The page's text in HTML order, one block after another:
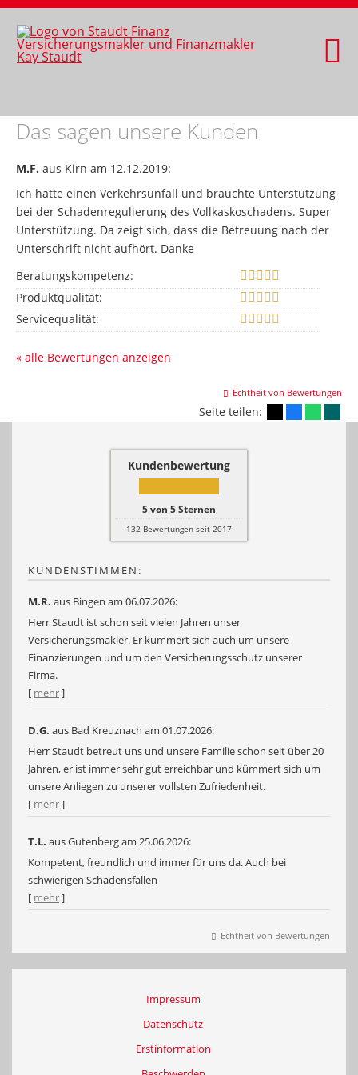
Das sagen unsere Kunden
M.F. aus Kirn am 12.12.2019:
Ich hatte einen Verkehrsunfall und brauchte Unterstützung
bei der Schadenregulierung des Vollkaskoschadens. Super
Unterstützung. Da zeigt sich, dass die Betreuung nach der
Unterschrift nicht aufhört. Danke
Beratungskompetenz:
Produktqualität:
Servicequalität:
« alle Bewertungen anzeigen
Echtheit von Bewertungen
Seite teilen:
Kundenbewertung
5von 5Sternen
132 Bewertungen seit 2017
KUNDENSTIMMEN:
M.R. aus Bingen am 06.07.2026:
Herr Staudt ist schon seit vielen Jahren unser
Versicherungsmakler. Er kümmert sich auch um unsere
Finanzierungen und um den Versicherungsschutz unserer
Firma.
[ mehr]
D.G. aus Bad Kreuznach am 01.07.2026:
Herr Staudt betreut uns und unsere Familie schon seit über 20
Jahren, er ist immer sehr gut erreichbar und kümmert sich um
unsere Anliegen zu unserer vollsten Zufriedenheit.
[ mehr]
T.L. aus Gutenbergam 25.06.2026:
Kompetent, freundlich und immer für uns da. Auch bei
schwierigen Schadensfällen
[ mehr]
Echtheit von Bewertungen
Impressum
Datenschutz
Erstinformation